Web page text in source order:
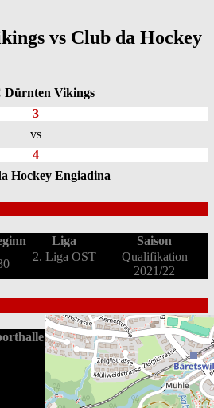
vs Club da Hockey
Dürnten Vikings
3
vs
4
Hockey Engiadina
Liga
Saison
2. Liga OST
Qualifikation
2021/22
Bäretswil